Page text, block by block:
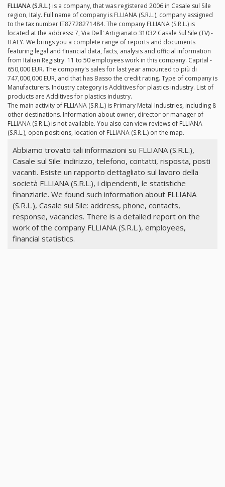
FLLIANA (S.R.L.) is a company, that was registered 2006 in Casale sul Sile
region, Italy. Full name of company is FLLIANA (S.R.L.), company assigned
to the tax number IT87728271484. The company FLLIANA (S.R.L.) is
located at the address: 7, Via Dell' Artigianato 31032 Casale Sul Sile (TV) -
ITALY. We brings you a complete range of reports and documents
featuring legal and financial data, facts, analysis and official information
from Italian Registry. 11 to 50 employees work in this company. Capital -
650,000 EUR. The company's sales for last year amounted to più di
747,000,000 EUR, and that has Basso the credit rating. Type of company is
Manufacturers. Industry category is Additives for plastics industry. List of
products are Additives for plastics industry.
The main activity of FLLIANA (S.R.L.) is Primary Metal Industries, including 8
other destinations. Information about owner, director or manager of
FLLIANA (S.R.L.) is not available. You also can view reviews of FLLIANA
(S.R.L.), open positions, location of FLLIANA (S.R.L.) on the map.
Abbiamo trovato tali informazioni su FLLIANA (S.R.L.),
Casale sul Sile: indirizzo, telefono, contatti, risposta, posti
vacanti. Esiste un rapporto dettagliato sul lavoro della
società FLLIANA (S.R.L.), i dipendenti, le statistiche
finanziarie. We found such information about FLLIANA
(S.R.L.), Casale sul Sile: address, phone, contacts,
response, vacancies. There is a detailed report on the
work of the company FLLIANA (S.R.L.), employees,
financial statistics.